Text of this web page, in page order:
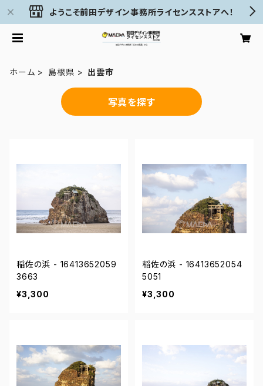
ようこそ前田デザイン事務所ライセンスストアへ！
ホーム 島根県 出雲市
写真を探す
稲佐の浜 - 16413652059
3663
¥3,300
稲佐の浜 - 16413652054
5051
¥3,300